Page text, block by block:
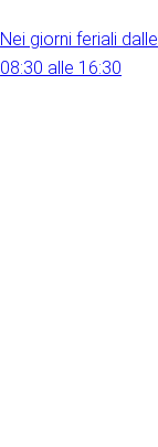
Nei giorni feriali dalle
08:30 alle 16:30